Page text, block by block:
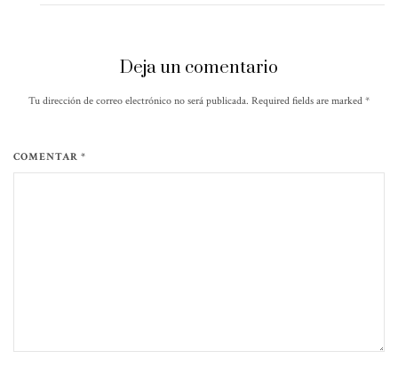
Deja un comentario
Tu dirección de correo electrónico no será publicada. Required fields are marked *
COMENTAR *